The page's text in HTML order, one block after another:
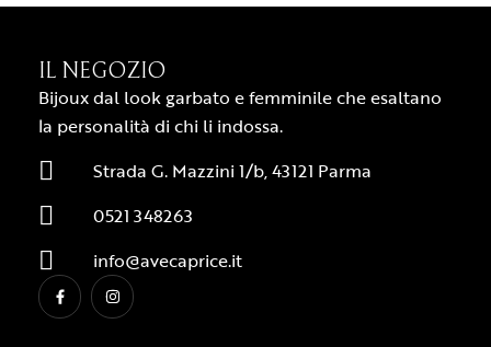
IL NEGOZIO
Bijoux dal look garbato e femminile che esaltano
la personalità di chi li indossa.
Strada G. Mazzini 1/b, 43121 Parma
0521 348263
info@avecaprice.it